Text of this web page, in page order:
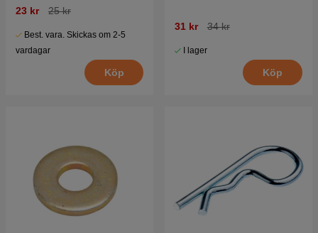
23 kr 25 kr
Best. vara. Skickas om 2-5
vardagar
Köp
31 kr 34 kr
I lager
Köp